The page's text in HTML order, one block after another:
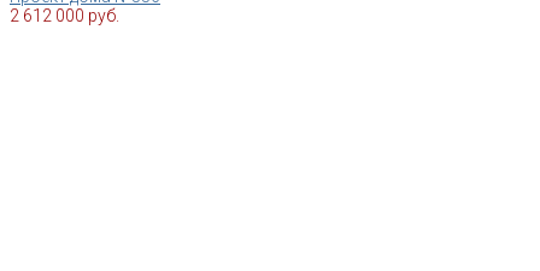
2 612 000 руб.